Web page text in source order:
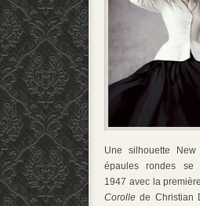
Une silhouette
épaules rondes se
1947 avec la
Corolle de Christian